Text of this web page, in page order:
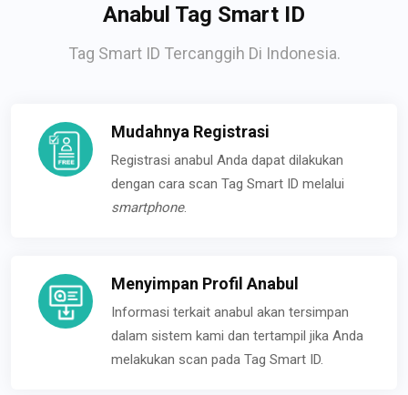
Anabul Tag Smart ID
Tag Smart ID Tercanggih Di Indonesia.
Mudahnya Registrasi
Registrasi anabul Anda dapat dilakukan
dengan cara scan Tag Smart ID melalui
smartphone.
Menyimpan Profil Anabul
Informasi terkait anabul akan tersimpan
dalam sistem kami dan tertampil jika Anda
melakukan scan pada Tag Smart ID.